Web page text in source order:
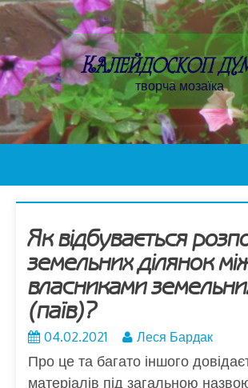
Пропустити
контент
Калейдоскоп
творча мозаїка
Як відбувається
земельних ділянок
власниками
(паїв)?
04.02.2021
Леся Бардак
Про це та багато іншого
матеріалів під загальною